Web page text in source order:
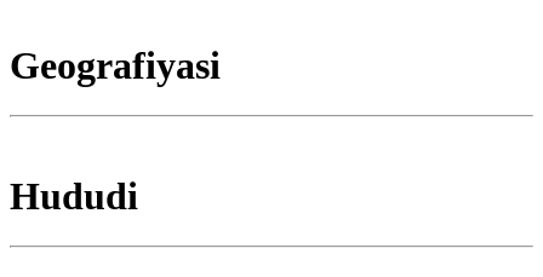
Geografiyasi
Hududi